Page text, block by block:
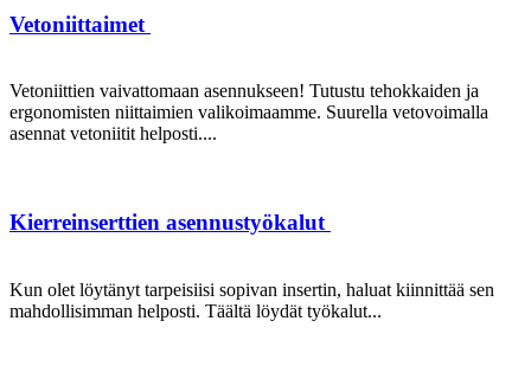
Vetoniittaimet
Vetoniittien vaivattomaan asennukseen! Tutustu tehokkaiden ja
ergonomisten niittaimien valikoimaamme. Suurella vetovoimalla
asennat vetoniitit helposti....
Kierreinserttien asennustyökalut
Kun olet löytänyt tarpeisiisi sopivan insertin, haluat kiinnittää sen
mahdollisimman helposti. Täältä löydät työkalut...